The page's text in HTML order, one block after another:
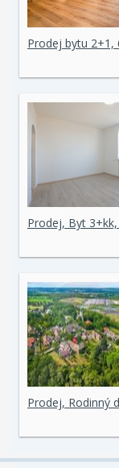
Prodej bytu 2+1,
Prodej, Byt
Prodej, Rodinný